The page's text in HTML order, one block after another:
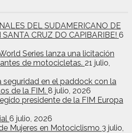
DEL SUDAMERICANO DE
CRUZ DO CAPIBARIBE! 6
Series lanza una licitación
de motocicletas. 21 julio,
seguridad en el paddock con la
de la FIM. 8 julio, 2026
presidente de la FIM Europa
6 julio, 2026
Mujeres en Motociclismo 3 julio,